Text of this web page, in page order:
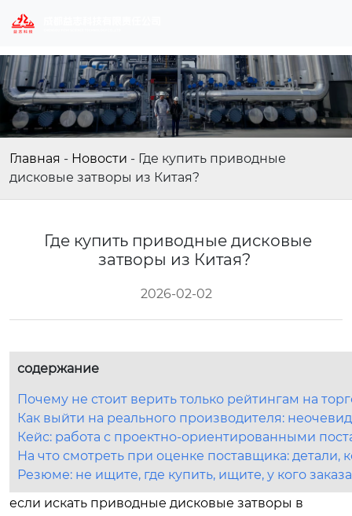
Главная - Новости - Где купить приводные
дисковые затворы из Китая?
Где купить приводные дисковые
затворы из Китая?
2026-02-02
содержание
Почему не стоит верить только рейтингам на
Как выйти на реального производителя:
Кейс: работа с проектно-ориентированными
На что смотреть при оценке поставщика: детали,
Резюме: не ищите, где купить, ищите, у кого
если искать приводные дисковые затворы в